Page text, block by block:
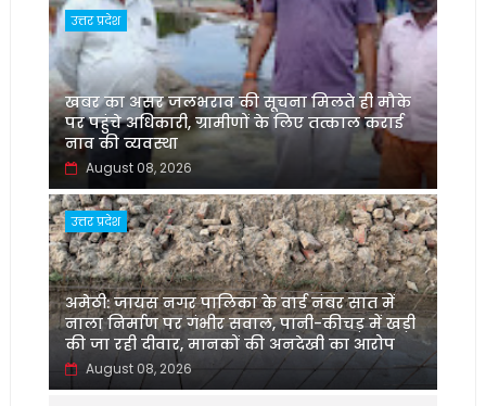
उत्तर प्रदेश
खबर का असर जलभराव की सूचना मिलते ही मौके
पर पहुंचे अधिकारी, ग्रामीणों के लिए तत्काल कराई
नाव की व्यवस्था
August 08, 2026
उत्तर प्रदेश
अमेठी: जायस नगर पालिका के वार्ड नंबर सात में
नाला निर्माण पर गंभीर सवाल, पानी-कीचड़ में खड़ी
की जा रही दीवार, मानकों की अनदेखी का आरोप
August 08, 2026